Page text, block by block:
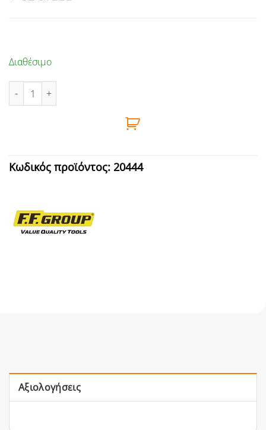
Διαθέσιμο
ΚΑΤΣΑΒΙΔΙ ΚΑΡΥΔΑΚΙ 11Χ125mm FF GROUP ποσότητα
Κωδικός προϊόντος: 20444
Αξιολογήσεις